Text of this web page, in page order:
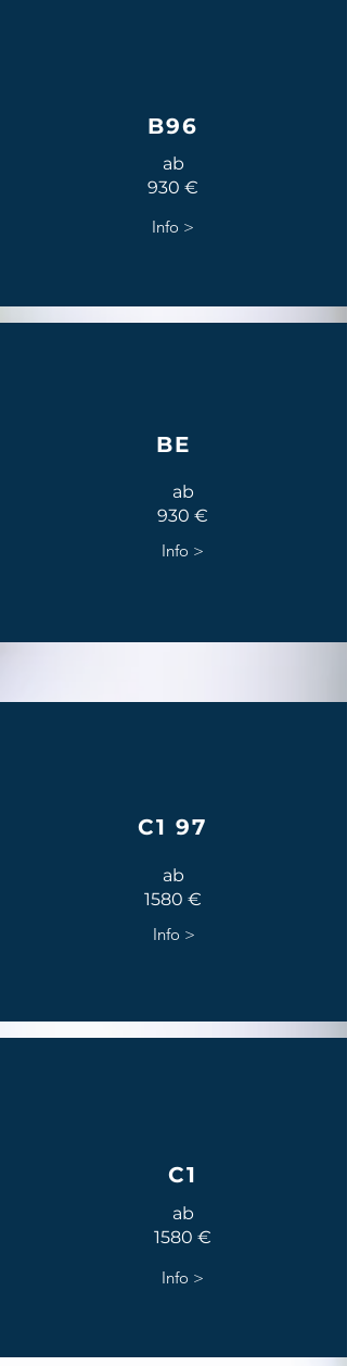
B96
ab
930 €
Info >
BE
ab
930 €
Info >
C1 97
ab
1580 €
Info >
C1
ab
1580 €
Info >